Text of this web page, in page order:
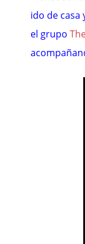
ido de
el grupo